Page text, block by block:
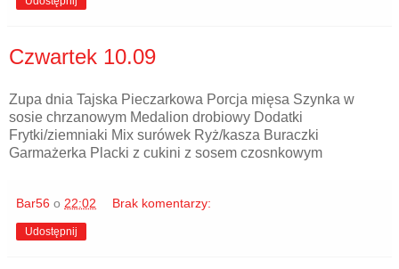
Czwartek 10.09
Zupa dnia Tajska Pieczarkowa Porcja mięsa Szynka w
sosie chrzanowym Medalion drobiowy Dodatki
Frytki/ziemniaki Mix surówek Ryż/kasza Buraczki
Garmażerka Placki z cukini z sosem czosnkowym
Bar56 o 22:02 Brak komentarzy:
Udostępnij